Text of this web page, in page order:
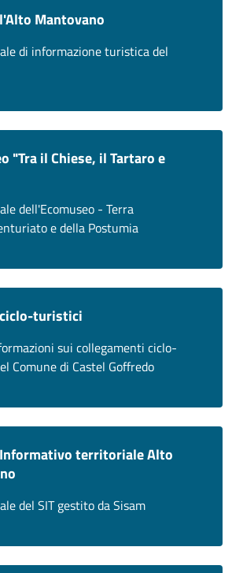
Mantovano
di informazione turistica del
"Tra il Chiese, il Tartaro e
dell'Ecomuseo - Terra
e della Postumia
turistici
sui collegamenti ciclo-
Comune di Castel Goffredo
territoriale Alto
del SIT gestito da Sisam